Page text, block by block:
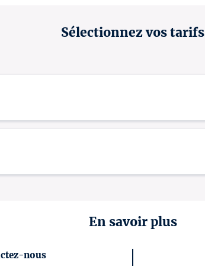
Sélectionnez vos tarifs
En savoir plus
nous